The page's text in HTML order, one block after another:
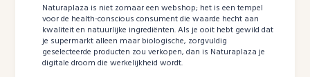
Naturaplaza is niet zomaar een webshop; het is een tempel
voor de health-conscious consument die waarde hecht aan
kwaliteit en natuurlijke ingrediënten. Als je ooit hebt gewild dat
je supermarkt alleen maar biologische, zorgvuldig
geselecteerde producten zou verkopen, dan is Naturaplaza je
digitale droom die werkelijkheid wordt.